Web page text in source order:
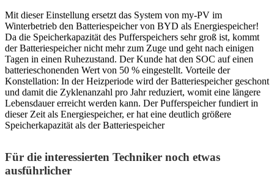
Mit dieser Einstellung ersetzt das System von my-PV im
Winterbetrieb den Batteriespeicher von BYD als Energiespeicher!
Da die Speicherkapazität des Pufferspeichers sehr groß ist, kommt
der Batteriespeicher nicht mehr zum Zuge und geht nach einigen
Tagen in einen Ruhezustand. Der Kunde hat den SOC auf einen
batterieschonenden Wert von 50 % eingestellt. Vorteile der
Konstellation: In der Heizperiode wird der Batteriespeicher geschont
und damit die Zyklenanzahl pro Jahr reduziert, womit eine längere
Lebensdauer erreicht werden kann. Der Pufferspeicher fundiert in
dieser Zeit als Energiespeicher, er hat eine deutlich größere
Speicherkapazität als der Batteriespeicher
Für die interessierten Techniker noch etwas
ausführlicher